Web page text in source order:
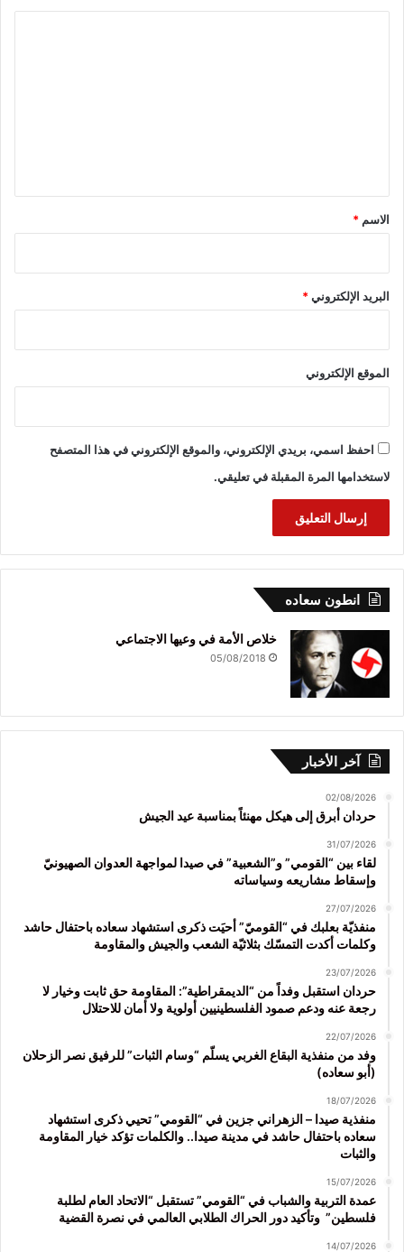
*
الاسم *
البريد الإلكتروني*
الموقع الإلكتروني
احفظ اسمي، بريدي الإلكتروني، والموقع الإلكتروني في هذا المتصفح
لاستخدامها المرة المقبلة في تعليقي.
انطون سعاده
خلاص الأمة في وعيها الاجتماعي
05/08/2018
آخر الأخبار
02/08/2026
حردان أبرق إلى هيكل مهنئاً بمناسبة عيد الجيش
31/07/2026
لقاء بين “القومي” و”الشعبية” في صيدا لمواجهة العدوان الصهيونيّ
وإسقاط مشاريعه وسياساته
27/07/2026
منفذيّة بعلبك في “القوميّ” أحيَت ذكرى استشهاد سعاده باحتفال حاشد
وكلمات أكدت التمسّك بثلاثيّة الشعب والجيش والمقاومة
23/07/2026
حردان استقبل وفداً من “الديمقراطية”: المقاومة حق ثابت وخيار لا
رجعة عنه ودعم صمود الفلسطينيين أولوية ولا أمان للاحتلال
22/07/2026
وفد من منفذية البقاع الغربي يسلّم “وسام الثبات” للرفيق نصر الزحلان
(أبو سعاده)
18/07/2026
منفذية صيدا – الزهراني جزين في “القومي” تحيي ذكرى استشهاد
سعاده باحتفال حاشد في مدينة صيدا.. والكلمات تؤكد خيار المقاومة
والثبات
15/07/2026
عمدة التربية والشباب في “القومي” تستقبل “الاتحاد العام لطلبة
فلسطين” وتأكيد دور الحراك الطلابي العالمي في نصرة القضية
14/07/2026